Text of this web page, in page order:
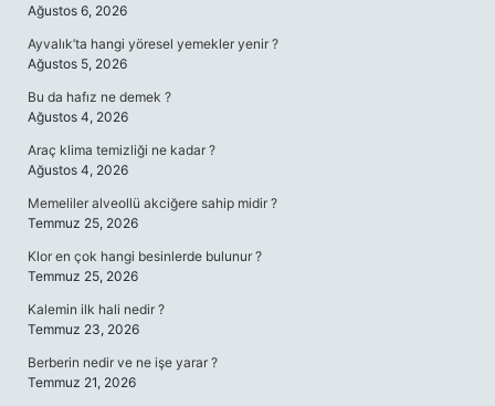
Ağustos 6, 2026
Ayvalık’ta hangi yöresel yemekler yenir ?
Ağustos 5, 2026
Bu da hafız ne demek ?
Ağustos 4, 2026
Araç klima temizliği ne kadar ?
Ağustos 4, 2026
Memeliler alveollü akciğere sahip midir ?
Temmuz 25, 2026
Klor en çok hangi besinlerde bulunur ?
Temmuz 25, 2026
Kalemin ilk hali nedir ?
Temmuz 23, 2026
Berberin nedir ve ne işe yarar ?
Temmuz 21, 2026